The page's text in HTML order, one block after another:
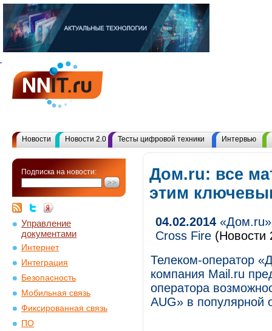
Новости Новости 2.0 Тесты цифровой техники Интервью
Подписка на новости:
Управление
документами
Интернет
Интеграция
Безопасность
Мобильная связь
Фиксированная связь
ПО
Дом.ru: все
этим
04.02.2014 «Дом.ru»
Cross Fire (Новости
Телеком-оператор
компания Mail.ru
оператора
AUG» в популярной